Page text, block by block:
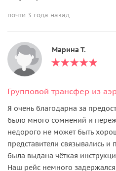
почти 3 года назад
Марина Т.
Я очень благодарна за
было много сомнений и
недорого не может быть
представители связывались
была выдана чёткая
Наш рейс немного